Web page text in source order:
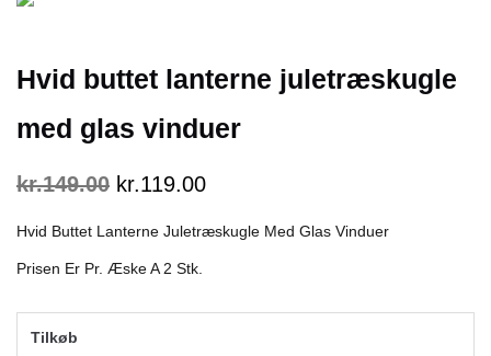
Hvid buttet lanterne juletræskugle
med glas vinduer
kr.149.00 kr.119.00
Hvid Buttet Lanterne Juletræskugle Med Glas Vinduer
Prisen Er Pr. Æske A 2 Stk.
Tilkøb